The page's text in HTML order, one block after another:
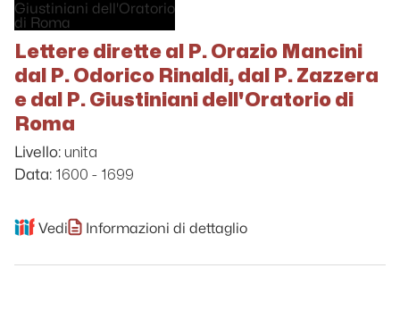
Lettere dirette al P. Orazio Mancini
dal P. Odorico Rinaldi, dal P. Zazzera
e dal P. Giustiniani dell'Oratorio di
Roma
Livello: unita
Data: 1600 - 1699
Vedi Informazioni di dettaglio